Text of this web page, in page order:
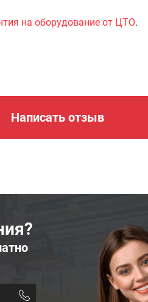
на оборудование от ЦТО.
Написать отзыв